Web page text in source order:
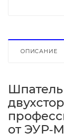
ОПИСАНИЕ
от